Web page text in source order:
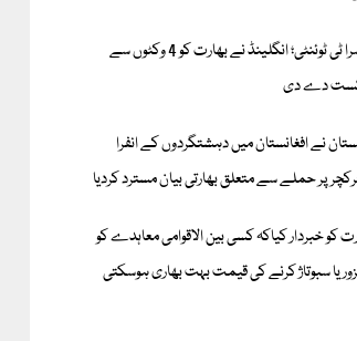
دوسرا ٹی ٹوئنٹی؛ انگلینڈ نے بھارت کو 4 وکٹوں سے
دے دی
نے افغانستان میں دہشتگردوں کے انفرا
پر حملے سے متعلق بھارتی بیان مسترد کردیا
کو خبردار کیاکہ کسی بین الاقوامی معاہدے کو
یا سبوتاژ کرنے کی قیمت بہت بھاری ہوسکتی